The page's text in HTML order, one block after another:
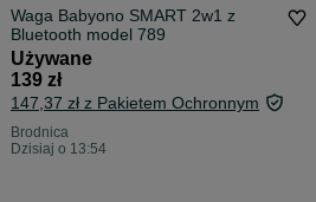
Waga Babyono SMART 2w1 z
Bluetooth model 789
Używane
139 zł
147,37 zł z Pakietem Ochronnym
Brodnica
Dzisiaj o 13:54